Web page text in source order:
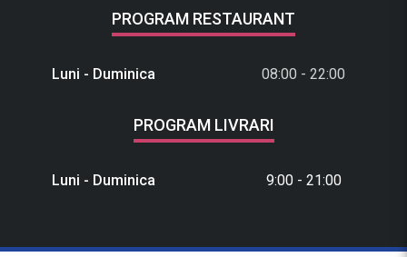
PROGRAM RESTAURANT
Luni - Duminica 08:00 - 22:00
PROGRAM LIVRARI
Luni - Duminica 9:00 - 21:00